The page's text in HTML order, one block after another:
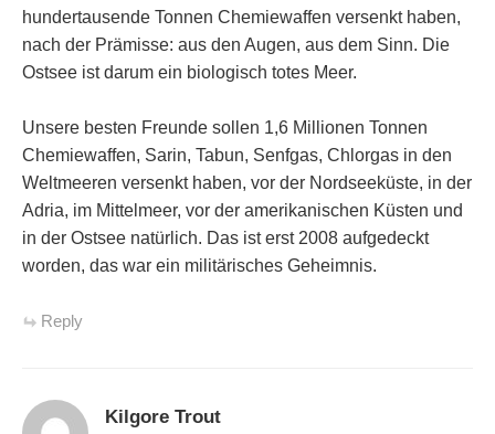
hundertausende Tonnen Chemiewaffen versenkt haben,
nach der Prämisse: aus den Augen, aus dem Sinn. Die
Ostsee ist darum ein biologisch totes Meer.
Unsere besten Freunde sollen 1,6 Millionen Tonnen
Chemiewaffen, Sarin, Tabun, Senfgas, Chlorgas in den
Weltmeeren versenkt haben, vor der Nordseeküste, in der
Adria, im Mittelmeer, vor der amerikanischen Küsten und
in der Ostsee natürlich. Das ist erst 2008 aufgedeckt
worden, das war ein militärisches Geheimnis.
Reply
Kilgore Trout